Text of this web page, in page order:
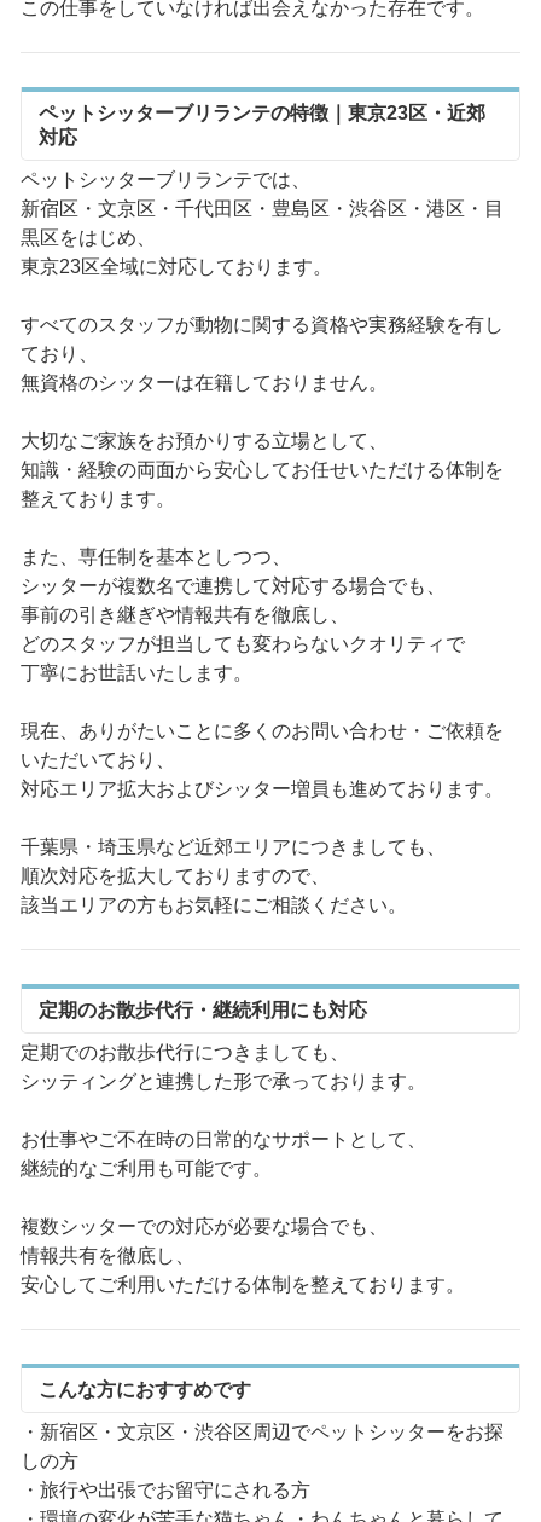
この仕事をしていなければ出会えなかった存在です。
ペットシッターブリランテの特徴｜東京23区・近郊
対応
ペットシッターブリランテでは、
新宿区・文京区・千代田区・豊島区・渋谷区・港区・目
黒区をはじめ、
東京23区全域に対応しております。
すべてのスタッフが動物に関する資格や実務経験を有し
ており、
無資格のシッターは在籍しておりません。
大切なご家族をお預かりする立場として、
知識・経験の両面から安心してお任せいただける体制を
整えております。
また、専任制を基本としつつ、
シッターが複数名で連携して対応する場合でも、
事前の引き継ぎや情報共有を徹底し、
どのスタッフが担当しても変わらないクオリティで
丁寧にお世話いたします。
現在、ありがたいことに多くのお問い合わせ・ご依頼を
いただいており、
対応エリア拡大およびシッター増員も進めております。
千葉県・埼玉県など近郊エリアにつきましても、
順次対応を拡大しておりますので、
該当エリアの方もお気軽にご相談ください。
定期のお散歩代行・継続利用にも対応
定期でのお散歩代行につきましても、
シッティングと連携した形で承っております。
お仕事やご不在時の日常的なサポートとして、
継続的なご利用も可能です。
複数シッターでの対応が必要な場合でも、
情報共有を徹底し、
安心してご利用いただける体制を整えております。
こんな方におすすめです
・新宿区・文京区・渋谷区周辺でペットシッターをお探
しの方
・旅行や出張でお留守にされる方